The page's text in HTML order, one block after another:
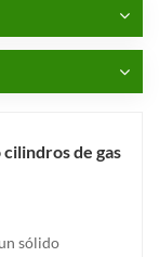
de gas
sólido